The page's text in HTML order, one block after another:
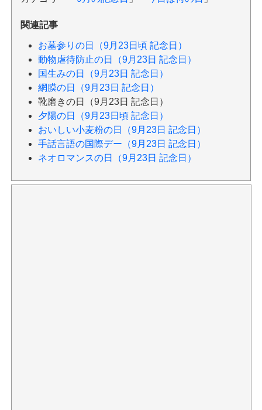
関連記事
お墓参りの日（9月23日頃 記念日）
動物虐待防止の日（9月23日 記念日）
国生みの日（9月23日 記念日）
網膜の日（9月23日 記念日）
靴磨きの日（9月23日 記念日）
夕陽の日（9月23日頃 記念日）
おいしい小麦粉の日（9月23日 記念日）
手話言語の国際デー（9月23日 記念日）
ネオロマンスの日（9月23日 記念日）